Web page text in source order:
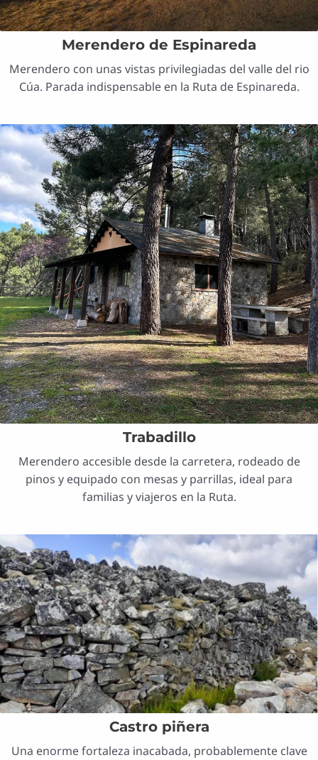
Merendero de Espinareda
Merendero con unas vistas privilegiadas del valle del rio
Cúa. Parada indispensable en la Ruta de Espinareda.
Trabadillo
Merendero accesible desde la carretera, rodeado de
pinos y equipado con mesas y parrillas, ideal para
familias y viajeros en la Ruta.
Castro piñera
Una enorme fortaleza inacabada, probablemente clave